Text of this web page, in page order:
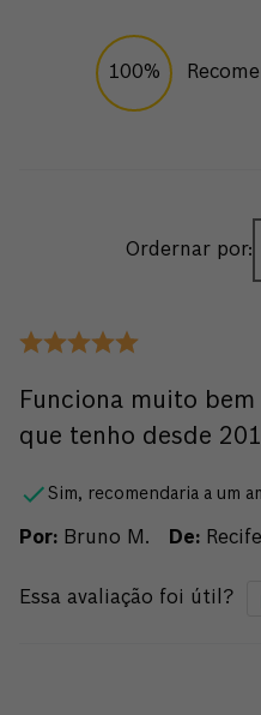
100%
Ordernar por:
Funciona muito
que tenho desde
Sim, recomendaria a um
Por: Bruno M. De:
Essa avaliação foi útil?